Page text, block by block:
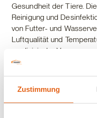
Zustimmung
Gesundheit der Tiere.
Reinigung und
von Futter- und
Luftqualität und
medizinische
Tiere.
Ein gut geplanter und
eine artgerechte